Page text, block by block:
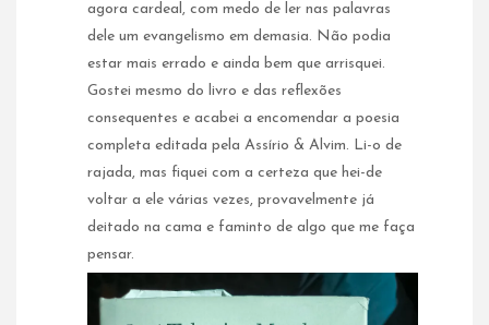
agora cardeal, com medo de ler nas palavras
dele um evangelismo em demasia. Não podia
estar mais errado e ainda bem que arrisquei.
Gostei mesmo do livro e das reflexões
consequentes e acabei a encomendar a poesia
completa editada pela Assírio & Alvim. Li-o de
rajada, mas fiquei com a certeza que hei-de
voltar a ele várias vezes, provavelmente já
deitado na cama e faminto de algo que me faça
pensar.